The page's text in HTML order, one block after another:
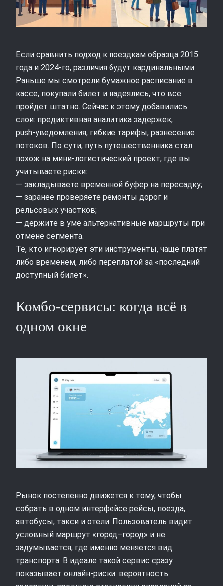
Если сравнить подход к поездкам образца 2015
года и 2024-го, различия будут кардинальными.
Раньше мы смотрели бумажное расписание в
кассе, покупали билет и надеялись, что все
пройдет штатно. Сейчас к этому добавились
слои: предиктивная аналитика задержек,
push‑уведомления, гибкие тарифы, разнесение
потоков. По сути, путь путешественника стал
похож на мини‑логистический проект, где вы
учитываете риски:
— закладываете временной буфер на пересадку;
— заранее проверяете ремонты дорог и
рельсовых участков;
— держите в уме альтернативные маршруты при
отмене сегмента.
Те, кто игнорирует эти инструменты, чаще платят
либо временем, либо переплатой за «последний
доступный билет».
Комбо‑сервисы: когда всё в
одном окне
Рынок постепенно движется к тому, чтобы
собрать в одном интерфейсе рейсы, поезда,
автобусы, такси и отели. Пользователь видит
условный маршрут «город–город» и не
задумывается, где именно меняется вид
транспорта. В идеале такой сервис сразу
показывает онлайн‑риски: вероятность